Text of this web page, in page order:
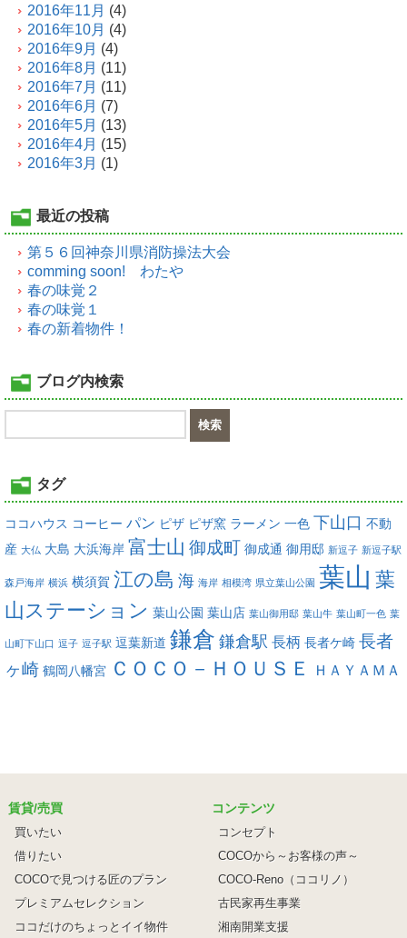
2016年11月 (4)
2016年10月 (4)
2016年9月 (4)
2016年8月 (11)
2016年7月 (11)
2016年6月 (7)
2016年5月 (13)
2016年4月 (15)
2016年3月 (1)
最近の投稿
第５６回神奈川県消防操法大会
comming soon! わたや
春の味覚２
春の味覚１
春の新着物件！
ブログ内検索
タグ
ココハウス コーヒー パン ピザ ピザ窯 ラーメン 一色 下山口 不動
産 大仏 大島 大浜海岸 富士山 御成町 御成通 御用邸 新逗子 新逗子駅
森戸海岸 横浜 横須賀 江の島 海 海岸 相模湾 県立葉山公園 葉山 葉
山ステーション 葉山公園 葉山店 葉山御用邸 葉山牛 葉山町一色 葉
山町下山口 逗子 逗子駅 逗葉新道 鎌倉 鎌倉駅 長柄 長者ケ崎 長者
ヶ崎 鶴岡八幡宮 ＣＯＣＯ－ＨＯＵＳＥ ＨＡＹＡＭＡ
賃貸/売買
買いたい
借りたい
COCOで見つける匠のプラン
プレミアムセレクション
ココだけのちょっとイイ物件
コンテンツ
コンセプト
COCOから～お客様の声～
COCO-Reno（ココリノ）
古民家再生事業
湘南開業支援